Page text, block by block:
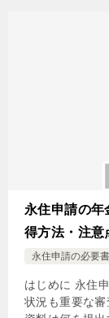
永住申請の年
得方法・注意
永住申請の必要
はじめに 永住
状況も重要な